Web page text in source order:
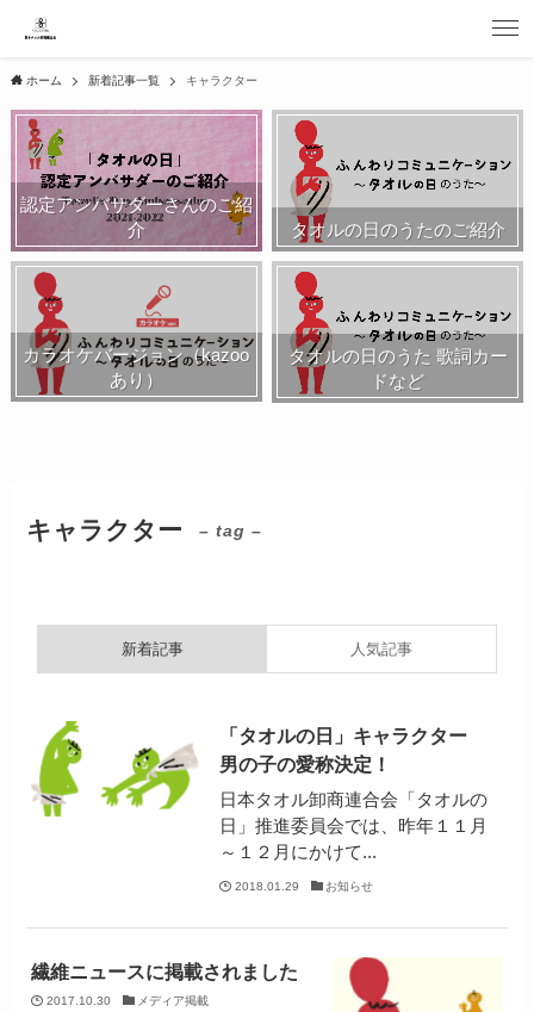
ホーム 新着記事一覧 キャラクター
認定アンバサダーさんのご紹
介
タオルの日のうたのご紹介
カラオケバージョン（kazoo
あり）
タオルの日のうた 歌詞カー
ドなど
キャラクター – tag –
新着記事 人気記事
「タオルの日」キャラクター
男の子の愛称決定！
日本タオル卸商連合会「タオルの
日」推進委員会では、昨年１１月
～１２月にかけて...
2018.01.29 お知らせ
繊維ニュースに掲載されました
2017.10.30 メディア掲載